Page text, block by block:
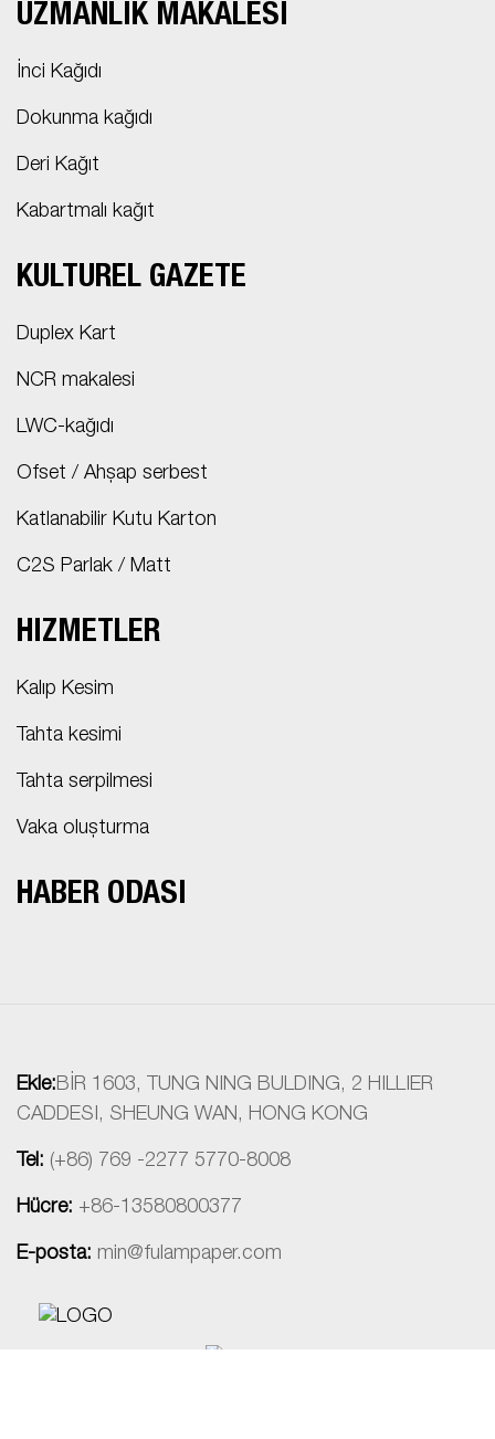
UZMANLIK MAKALESI
İnci Kağıdı
Dokunma kağıdı
Deri Kağıt
Kabartmalı kağıt
KÜLTÜREL GAZETE
Duplex Kart
NCR makalesi
LWC-kağıdı
Ofset / Ahşap serbest
Katlanabilir Kutu Karton
C2S Parlak / Matt
HIZMETLER
Kalıp Kesim
Tahta kesimi
Tahta serpilmesi
Vaka oluşturma
HABER ODASI
Ekle:BİR 1603, TUNG NING BULDING, 2 HILLIER
CADDESI, SHEUNG WAN, HONG KONG
Tel: (+86) 769 -2277 5770-8008
Hücre: +86-13580800377
E-posta: min@fulampaper.com